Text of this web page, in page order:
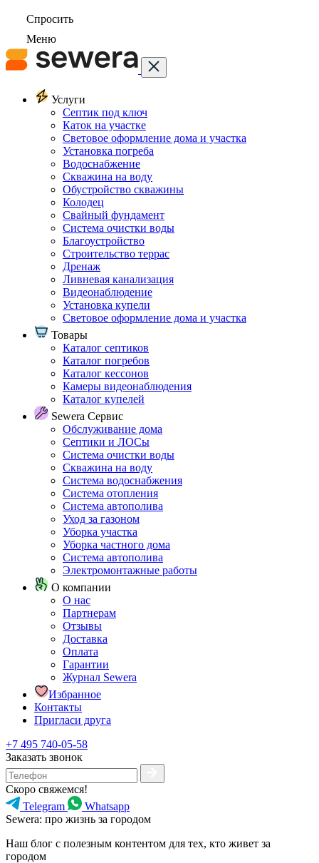
Спросить
Меню
Услуги
Септик под ключ
Каток на участке
Световое оформление дома и участка
Установка погреба
Водоснабжение
Скважина на воду
Обустройство скважины
Колодец
Свайный фундамент
Система очистки воды
Благоустройство
Строительство террас
Дренаж
Ливневая канализация
Видеонаблюдение
Установка купели
Световое оформление дома и участка
Товары
Каталог септиков
Каталог погребов
Каталог кессонов
Камеры видеонаблюдения
Каталог купелей
Sewera Сервис
Обслуживание дома
Септики и ЛОСы
Система очистки воды
Скважина на воду
Система водоснабжения
Система отопления
Система автополива
Уход за газоном
Уборка участка
Уборка частного дома
Система автополива
Электромонтажные работы
О компании
О нас
Партнерам
Отзывы
Доставка
Оплата
Гарантии
Журнал Sewera
Избранное
Контакты
Пригласи друга
+7 495 740-05-58
Заказать звонок
Скоро свяжемся!
Telegram
Whatsapp
Sewera: про жизнь за городом
Наш блог c полезным контентом для тех, кто живет за
городом